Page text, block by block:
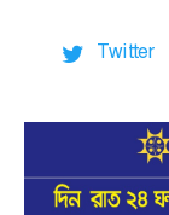
Twitter